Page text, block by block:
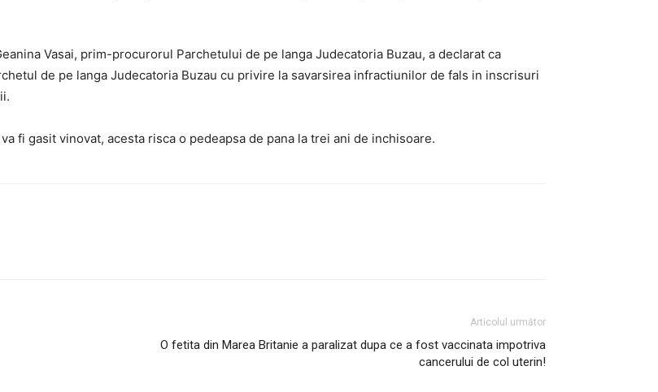
Vasai, prim-procurorul Parchetului de pe langa Judecatoria Buzau, a declarat ca
de pe langa Judecatoria Buzau cu privire la savarsirea infractiunilor de fals in inscrisuri
fi gasit vinovat, acesta risca o pedeapsa de pana la trei ani de inchisoare.
Articolul următor
O fetita din Marea Britanie a paralizat dupa ce a fost vaccinata impotriva
cancerului de col uterin!